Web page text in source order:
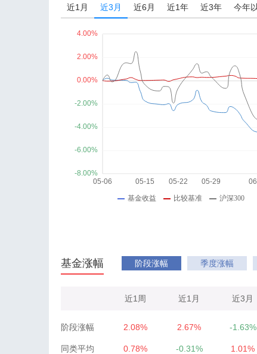
基金涨幅 阶段涨幅 季度涨幅
近1周 近1月 近3月
阶段涨幅 2.08% 2.67% -1.63%
同类平均 0.78% -0.31% 1.01%